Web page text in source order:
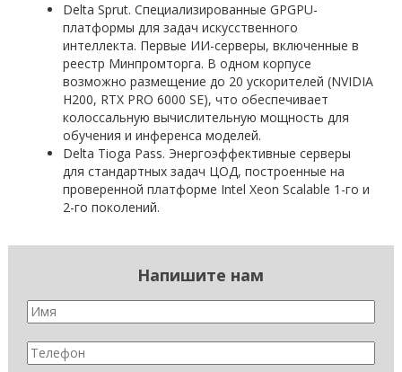
Delta Sprut. Специализированные GPGPU-
платформы для задач искусственного
интеллекта. Первые ИИ-серверы, включенные в
реестр Минпромторга. В одном корпусе
возможно размещение до 20 ускорителей (NVIDIA
H200, RTX PRO 6000 SE), что обеспечивает
колоссальную вычислительную мощность для
обучения и инференса моделей.
Delta Tioga Pass. Энергоэффективные серверы
для стандартных задач ЦОД, построенные на
проверенной платформе Intel Xeon Scalable 1-го и
2-го поколений.
Напишите нам